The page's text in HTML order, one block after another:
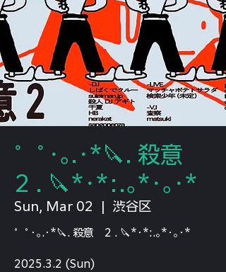
゜ﾟ･｡.･*🔪. 殺意
2 . 🔪*･*:.｡*･｡･*
Sun, Mar 02 渋谷区
゜ﾟ･｡.･*🔪. 殺意 2 . 🔪*･*:.｡*･｡･*
2025.3.2 (Sun)